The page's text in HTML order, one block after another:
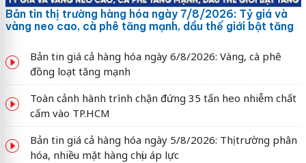
Bản tin thị trường hàng hóa ngày 7/8/2026: Tỷ giá và
vàng neo cao, cà phê tăng mạnh, dầu thế giới bật tăng
Bản tin giá cả hàng hóa ngày 6/8/2026: Vàng, cà phê
đồng loạt tăng mạnh
Toàn cảnh hành trình chặn đứng 35 tấn heo nhiễm chất
cấm vào TP.HCM
Bản tin giá cả hàng hóa ngày 5/8/2026: Thị trường phân
hóa, nhiều mặt hàng chịu áp lực